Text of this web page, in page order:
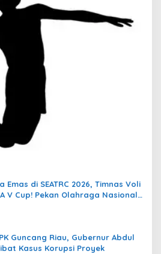
Emas di SEATRC 2026, Timnas Voli
V Cup! Pekan Olahraga Nasional
Guncang Riau, Gubernur Abdul
Kasus Korupsi Proyek